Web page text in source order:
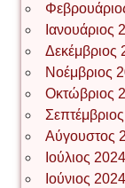
Ιανουάριος
Δεκέμβριος
Νοέμβριος
Οκτώβριος
Αύγουστος
Ιούλιος 2024
Ιούνιος 2024